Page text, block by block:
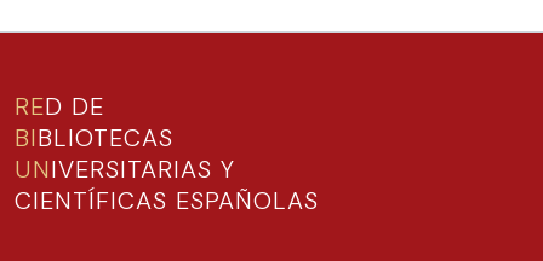
RED DE
BIBLIOTECAS
UNIVERSITARIAS Y
CIENTÍFICAS ESPAÑOLAS